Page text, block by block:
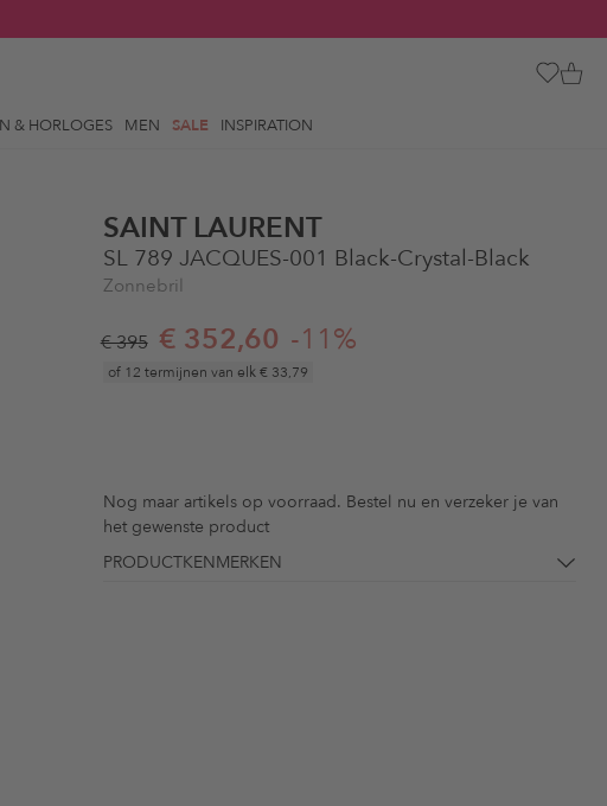
& HORLOGES MEN SALE INSPIRATION
SAINT LAURENT
SL 789 JACQUES-001 Black-Crystal-Black
Zonnebril
€ 395 € 352,60 -11%
of 12 termijnen van elk€ 33,79
Nog maar artikels op voorraad. Bestel nu en verzeker je van
het gewenste product
PRODUCTKENMERKEN